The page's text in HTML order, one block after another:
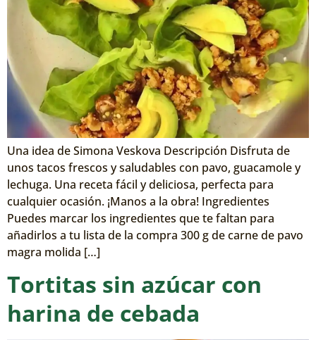
Una idea de Simona Veskova Descripción Disfruta de
unos tacos frescos y saludables con pavo, guacamole y
lechuga. Una receta fácil y deliciosa, perfecta para
cualquier ocasión. ¡Manos a la obra! Ingredientes
Puedes marcar los ingredientes que te faltan para
añadirlos a tu lista de la compra 300 g de carne de pavo
magra molida […]
Tortitas sin azúcar con
harina de cebada